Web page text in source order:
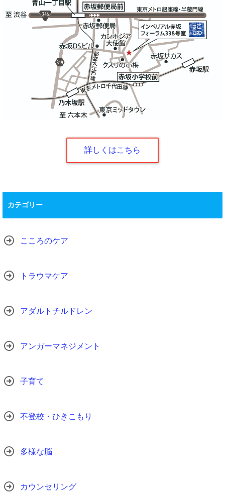
詳しくはこちら
カテゴリー
こころのケア
トラウマケア
アダルトチルドレン
アンガーマネジメント
子育て
不登校・ひきこもり
多様な脳
カウンセリング